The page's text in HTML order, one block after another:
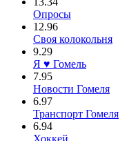
Опросы
12.96
Своя колокольня
9.29
Я ♥ Гомель
7.95
Новости Гомеля
6.97
Транспорт Гомеля
6.94
Хоккей